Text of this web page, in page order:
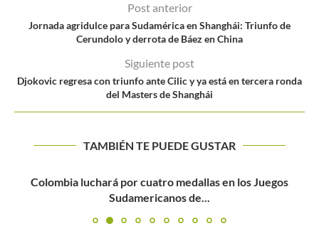
Post anterior
Jornada agridulce para Sudamérica en Shanghái: Triunfo de
Cerundolo y derrota de Báez en China
Siguiente post
Djokovic regresa con triunfo ante Cilic y ya está en tercera ronda
del Masters de Shanghái
TAMBIÉN TE PUEDE GUSTAR
Colombia luchará por cuatro medallas en los Juegos
Sudamericanos de...